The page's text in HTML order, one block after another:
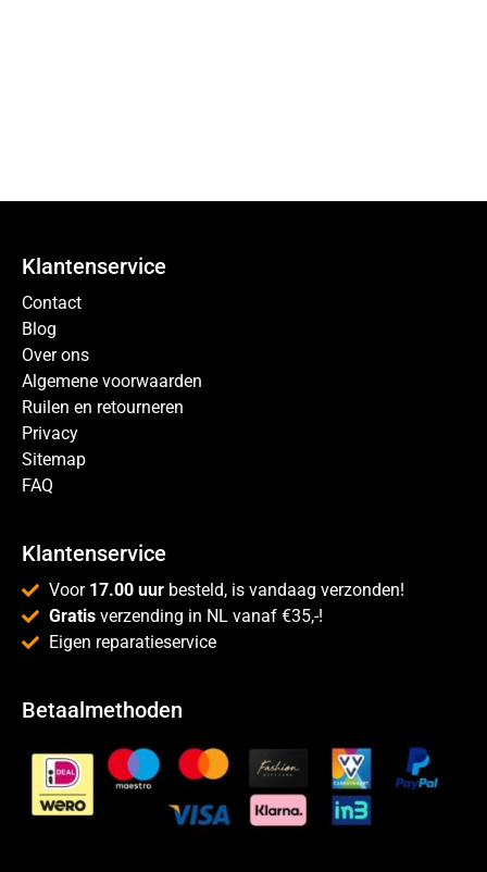
Klantenservice
Contact
Blog
Over ons
Algemene voorwaarden
Ruilen en retourneren
Privacy
Sitemap
FAQ
Klantenservice
Voor 17.00 uur besteld, is vandaag verzonden!
Gratis verzending in NL vanaf €35,-!
Eigen reparatieservice
Betaalmethoden